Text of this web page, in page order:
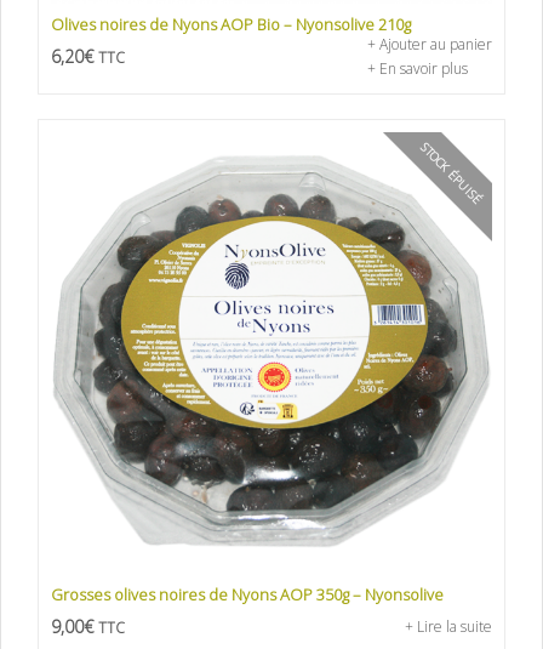
Olives noires de Nyons AOP Bio – Nyonsolive 210g
6,20€ TTC
+ Ajouter au panier
+ En savoir plus
STOCK ÉPUISÉ
Grosses olives noires de Nyons AOP 350g – Nyonsolive
9,00€ TTC + Lire la suite